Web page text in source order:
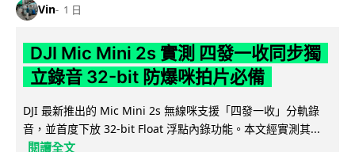
Vin 1 日
DJI Mic Mini 2s 實測 四發一收同步獨
立錄音 32-bit 防爆咪拍片必備
DJI 最新推出的 Mic Mini 2s 無線咪支援「四發一收」分軌錄
音，並首度下放 32-bit Float 浮點內錄功能。本文經實測其...
閱讀全文